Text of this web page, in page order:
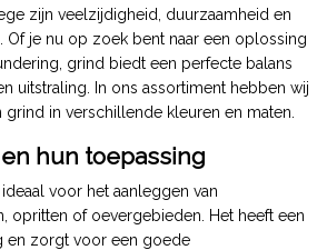
zijn veelzijdigheid, duurzaamheid en
Of je nu op zoek bent naar een oplossing
grind biedt een perfecte balans
uitstraling. In ons assortiment hebben wij
in verschillende kleuren en maten.
hun toepassing
ideaal voor het aanleggen van
opritten of oevergebieden. Het heeft een
en zorgt voor een goede